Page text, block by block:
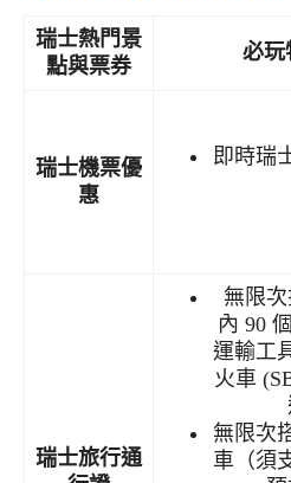
瑞士熱門景
點與票券
必玩
瑞士機票優
惠
即時瑞
瑞士旅行通
無限
內 90
運輸工
火車
無限次
車（須